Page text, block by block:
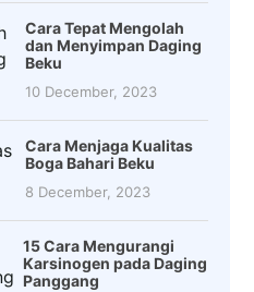
Cara Tepat Mengolah
dan Menyimpan Daging
Beku
10 December, 2023
Cara Menjaga Kualitas
Boga Bahari Beku
8 December, 2023
15 Cara Mengurangi
Karsinogen pada Daging
Panggang